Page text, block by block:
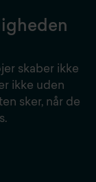
skaber ikke
ikke uden
sker, når de